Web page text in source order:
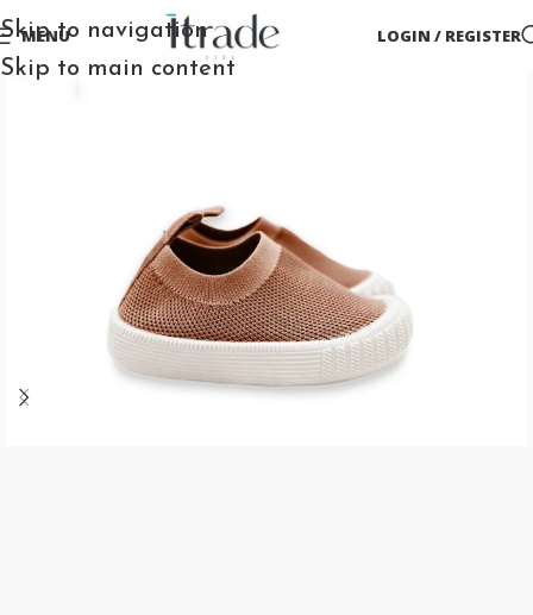
Skip to navigation
Skip to main content
MENU LOGIN / REGISTER